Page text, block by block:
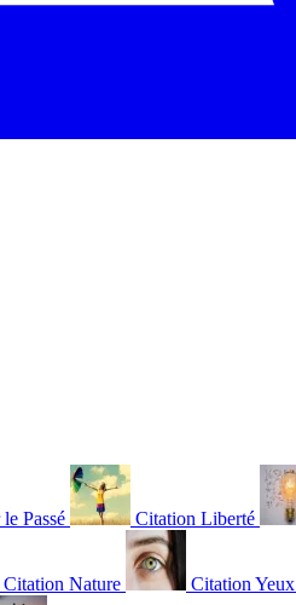
Passé Citation Liberté
Citation Nature Citation Yeux